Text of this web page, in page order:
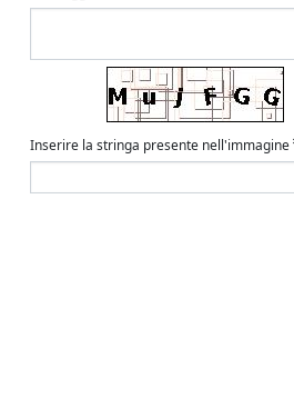
Inserire la stringa presente nell'immagine